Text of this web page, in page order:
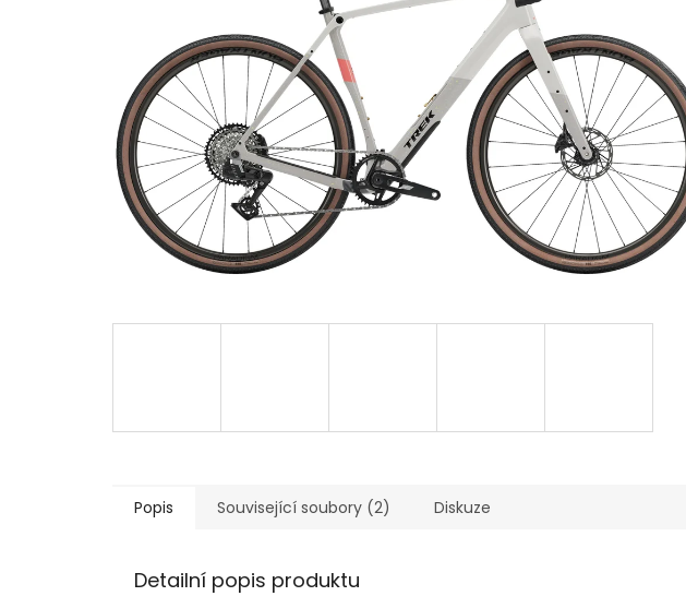
Popis Související soubory (2) Diskuze
Detailní popis produktu